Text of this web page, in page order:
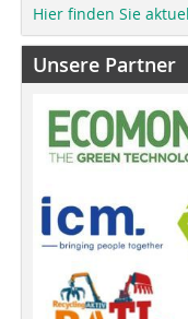
Hier finden Sie
Unsere Partner